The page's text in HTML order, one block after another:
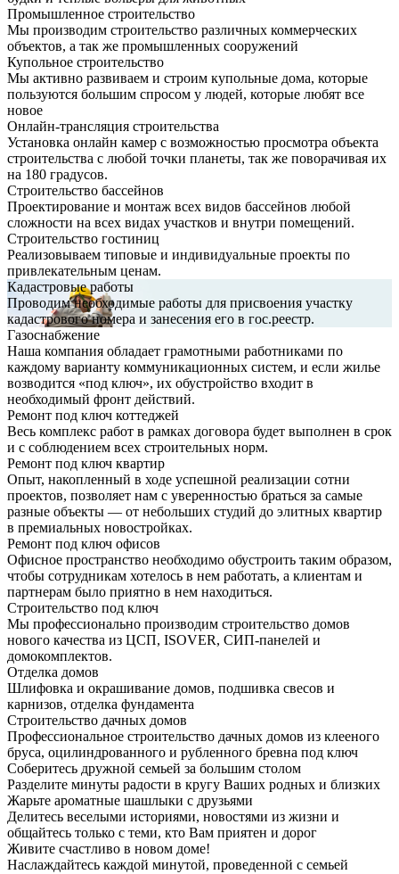
Промышленное строительство
Мы производим строительство различных коммерческих
объектов, а так же промышленных сооружений
Купольное строительство
Мы активно развиваем и строим купольные дома, которые
пользуются большим спросом у людей, которые любят все
новое
Онлайн-трансляция строительства
Установка онлайн камер с возможностью просмотра объекта
строительства с любой точки планеты, так же поворачивая их
на 180 градусов.
Строительство бассейнов
Проектирование и монтаж всех видов бассейнов любой
сложности на всех видах участков и внутри помещений.
Строительство гостиниц
Реализовываем типовые и индивидуальные проекты по
привлекательным ценам.
Кадастровые работы
Проводим необходимые работы для присвоения участку
кадастрового номера и занесения его в гос.реестр.
Газоснабжение
Наша компания обладает грамотными работниками по
каждому варианту коммуникационных систем, и если жилье
возводится «под ключ», их обустройство входит в
необходимый фронт действий.
Ремонт под ключ коттеджей
Весь комплекс работ в рамках договора будет выполнен в срок
и с соблюдением всех строительных норм.
Ремонт под ключ квартир
Опыт, накопленный в ходе успешной реализации сотни
проектов, позволяет нам с уверенностью браться за самые
разные объекты — от небольших студий до элитных квартир
в премиальных новостройках.
Ремонт под ключ офисов
Офисное пространство необходимо обустроить таким образом,
чтобы сотрудникам хотелось в нем работать, а клиентам и
партнерам было приятно в нем находиться.
Строительство под ключ
Мы профессионально производим строительство домов
нового качества из ЦСП, ISOVER, СИП-панелей и
домокомплектов.
Отделка домов
Шлифовка и окрашивание домов, подшивка свесов и
карнизов, отделка фундамента
Строительство дачных домов
Профессиональное строительство дачных домов из клееного
бруса, оцилиндрованного и рубленного бревна под ключ
Соберитесь дружной семьей за большим столом
Разделите минуты радости в кругу Ваших родных и близких
Жарьте ароматные шашлыки с друзьями
Делитесь веселыми историями, новостями из жизни и
общайтесь только с теми, кто Вам приятен и дорог
Живите счастливо в новом доме!
Наслаждайтесь каждой минутой, проведенной с семьей